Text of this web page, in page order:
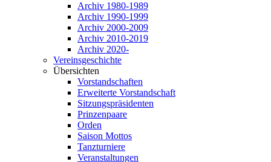
Archiv 1980-1989
Archiv 1990-1999
Archiv 2000-2009
Archiv 2010-2019
Archiv 2020-
Vereinsgeschichte
Übersichten
Vorstandschaften
Erweiterte Vorstandschaft
Sitzungspräsidenten
Prinzenpaare
Orden
Saison Mottos
Tanzturniere
Veranstaltungen